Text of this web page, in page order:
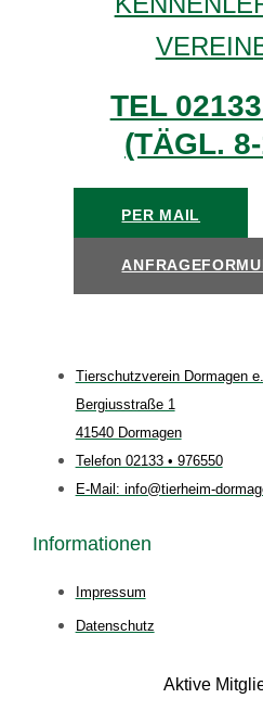
TEL
(TÄGL.
PER MAIL
Tierschutzverein Dormagen
Bergiusstraße 1
41540 Dormagen
Telefon 02133 • 976550
E-Mail: info@tierheim-
Informationen
Impressum
Datenschutz
Aktive